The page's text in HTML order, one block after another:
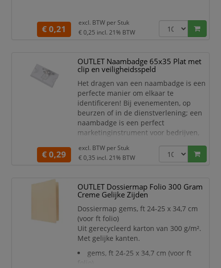
€ 0,21
excl. BTW per Stuk
€ 0,25 incl. 21% BTW
OUTLET Naambadge 65x35 Plat met
clip en veiligheidsspeld
Het dragen van een naambadge is een
perfecte manier om elkaar te
identificeren! Bij evenementen, op
beurzen of in de dienstverlening; een
naambadge is een perfect
marketinginstrument voor bedrijven,
data-intelligentie. Van een magnetisch
matzilver plat design, tot een rond
een veiligheidsclip. Kies de juiste
naambadge voor jou!
Magnetisch vlak zilveren ontwerp
P
€ 0,29
excl. BTW per Stuk
€ 0,35 incl. 21% BTW
OUTLET Dossiermap Folio 300 Gram
Creme Gelijke Zijden
Dossiermap gems, ft 24-25 x 34,7 cm
(voor ft folio)
Uit gerecycleerd karton van 300 g/m².
Met gelijke kanten.
gems, ft 24-25 x 34,7 cm (voor ft
folio)